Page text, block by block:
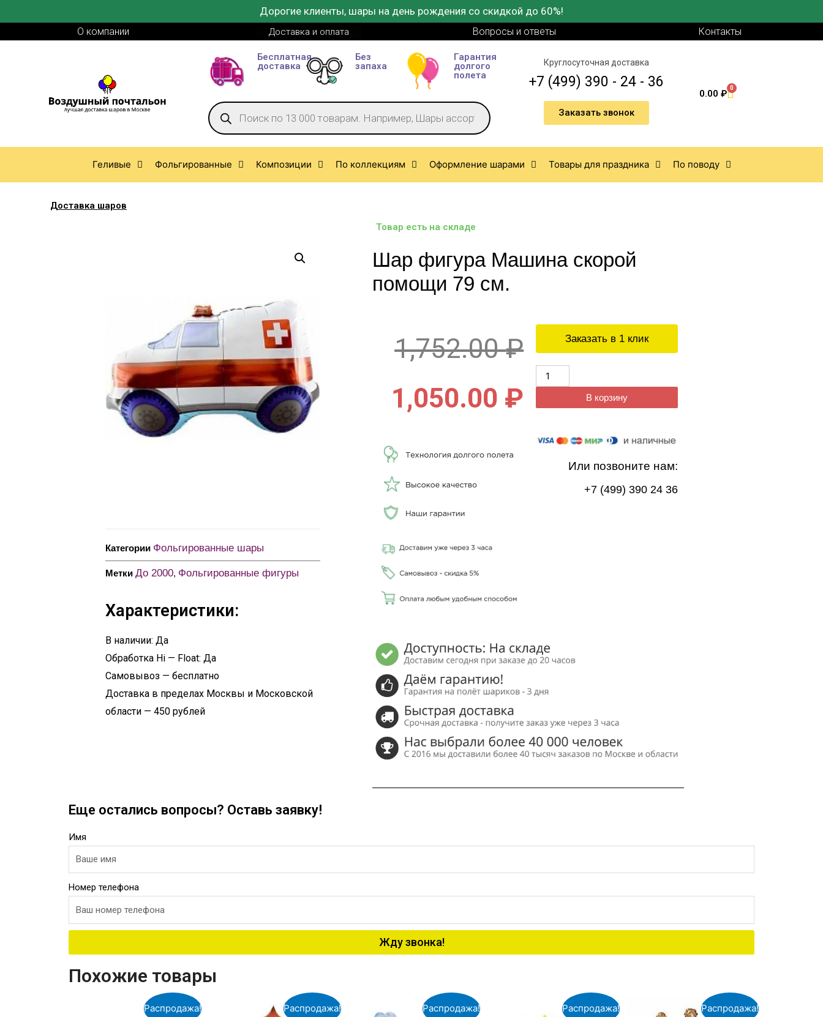
Дорогие клиенты, шары на день рождения со скидкой до 60%!
О компании Доставка и оплата Вопросы и ответы Контакты
Бесплатная
доставка
Без
запаха
Гарантия
долгого
полета
Круглосуточная доставка
+7 (499) 390 - 24 - 36
Заказать звонок
0.00₽ 0
Геливые Фольгированные Композиции По коллекциям Оформление шарами Товары для праздника По поводу
Доставка шаров
Категории Фольгированные шары
Метки До 2000, Фольгированные фигуры
Характеристики:
В наличии: Да
Обработка Hi — Float: Да
Самовывоз — бесплатно
Доставка в пределах Москвы и Московской
области — 450 рублей
Товар есть на складе
Шар фигура Машина скорой
помощи 79 см.
1,752.00₽
1,050.00 ₽
Заказать в 1 клик
В корзину
Или позвоните нам:
+7 (499) 390 24 36
Еще остались вопросы? Оставь заявку!
Имя
Номер телефона
Жду звонка!
Похожие товары
Распродажа! Распродажа! Распродажа! Распродажа! Распродажа!